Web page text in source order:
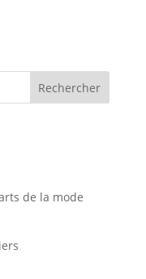
Rechercher
de la mode